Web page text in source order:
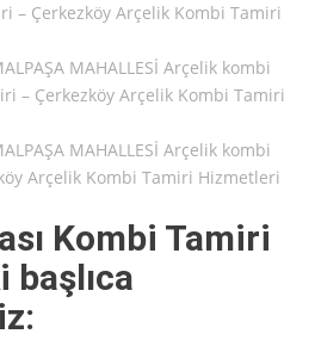
– Çerkezköy Arçelik Kombi Tamiri
MAHALLESİ Arçelik kombi
– Çerkezköy Arçelik Kombi Tamiri
MAHALLESİ Arçelik kombi
Arçelik Kombi Tamiri Hizmetleri
Kombi Tamiri